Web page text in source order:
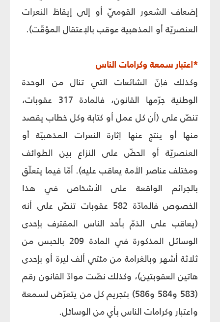
إضعاف الشعور القوميّ أو إلى إيقاظ النعرات
العنصريّة أو المذهبية عوقب بالإعتقال المؤقّت).
*اعتبار سمعة وكرامات الناس
وكذلك فإنّ الشائعات التي تنال من الوحدة
الوطنية جرّمها القانون، فالمادة 317 عقوبات،
تنصّ على (أن كل عمل أو كتابة وكل خطاب يقصد
منها أو ينتج عنها إثارة النعرات المذهبيّة أو
العنصريّة أو الحضّ على النزاع بين الطوائف
ومختلف عناصر الأمة يعاقب عليه). أمّا فيما يتعلّق
بالجرائم الواقعة على الأشخاص في هذا
الخصوص فالمادّة 582 عقوبات تنصّ على أنه
(يعاقب على الذمّ بأحد الناس المقترف بإحدى
الوسائل المذكورة في المادة 209 بالحبس من
ثلاثة أشهر وبالغرامة من مئتي ألف ليرة أو بإحدى
هاتين العقوبتين)، وكذلك نصّت موادّ القانون رقم
(583 و584 و586) بتجريم كل من يتعرّض لسمعة
واعتبار وكرامات الناس بأي من الوسائل.